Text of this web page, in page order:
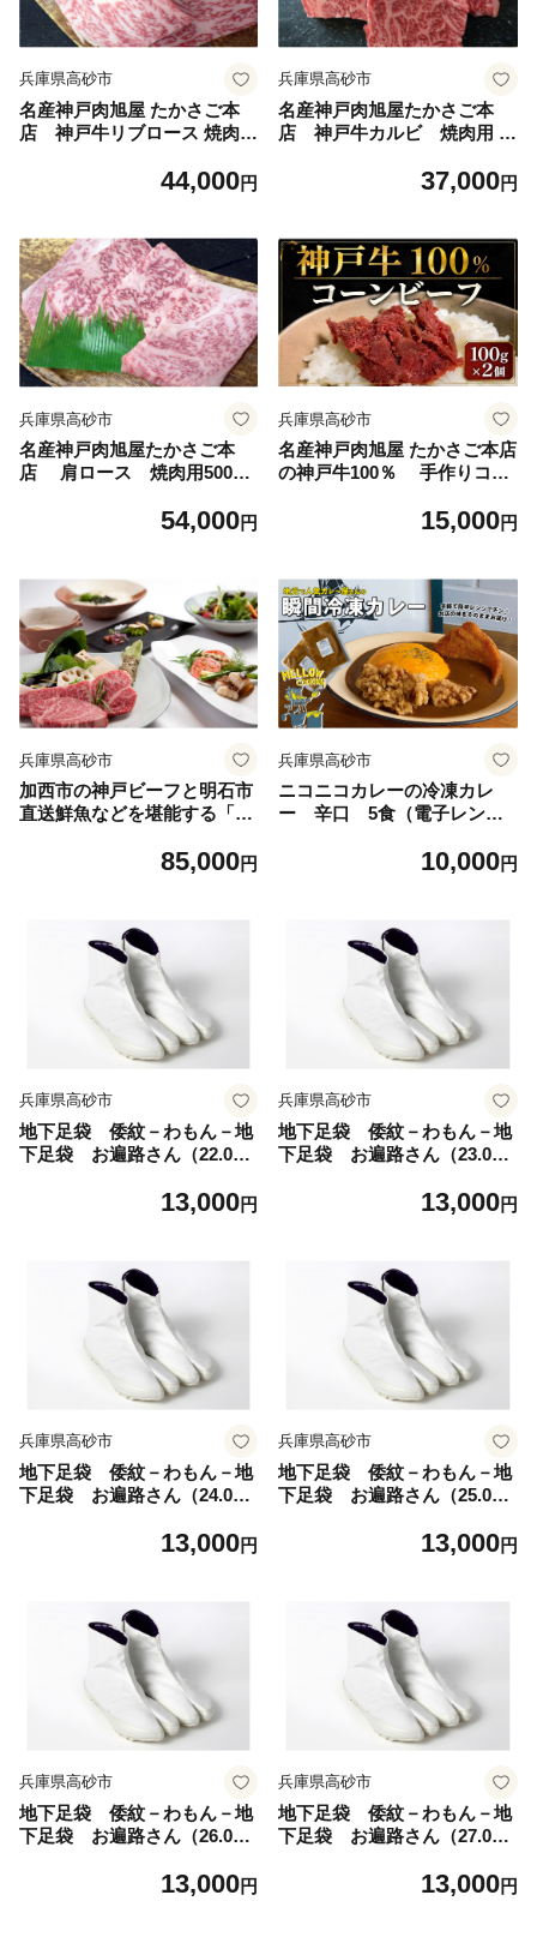
兵庫県高砂市
名産神戸肉旭屋 たかさご本
店 神戸牛リブロース 焼肉
戸ビーフブランド 高級和牛
44,000円
兵庫県高砂市
名産神戸肉旭屋たかさご本
店 神戸牛カルビ 焼肉用 5
ブランド 高級和牛 神戸肉
37,000円
兵庫県高砂市
名産神戸肉旭屋たかさご本
店 肩ロース 焼肉用500g
ランド 高級和牛 神戸肉お
54,000円
兵庫県高砂市
名産神戸肉旭屋 たかさご本店
の神戸牛100％ 手作りコン
フ 神戸ビーフブランド 高
15,000円
兵庫県高砂市
加西市の神戸ビーフと明石市
直送鮮魚などを堪能する「神
コース」 【ホテル ラ・スイ
料理 コース料理 特別な時
85,000円
兵庫県高砂市
ニコニコカレーの冷凍カレ
ー 辛口 5食（電子レンジ
ープ あっさり 深いコク
10,000円
兵庫県高砂市
地下足袋 倭紋－わもん－地
下足袋 お遍路さん（22.0c
袋シューズ わもん地下足
製 地下足袋職人技 五つ星
ひょうご選定商品
13,000円
兵庫県高砂市
地下足袋 倭紋－わもん－地
下足袋 お遍路さん（23.0c
シューズ わもん地下足袋
下足袋職人技 五つ星ひょう
ご選定商品
13,000円
兵庫県高砂市
地下足袋 倭紋－わもん－地
下足袋 お遍路さん（24.0c
シューズ わもん地下足袋
下足袋職人技 五つ星ひょう
ご選定商品
13,000円
兵庫県高砂市
地下足袋 倭紋－わもん－地
下足袋 お遍路さん（25.0c
シューズ わもん地下足袋
下足袋職人技 五つ星ひょう
ご選定商品
13,000円
兵庫県高砂市
地下足袋 倭紋－わもん－地
下足袋 お遍路さん（26.0c
シューズ わもん地下足袋
13,000円
兵庫県高砂市
地下足袋 倭紋－わもん－地
下足袋 お遍路さん（27.0c
シューズ わもん地下足袋
13,000円